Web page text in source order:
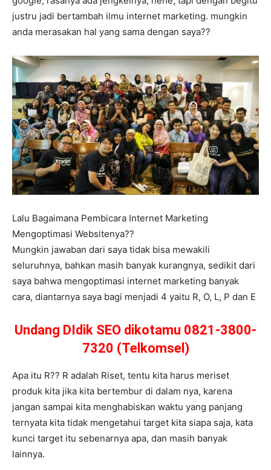
justru jadi bertambah ilmu internet marketing. mungkin
anda merasakan hal yang sama dengan saya??
Lalu Bagaimana Pembicara Internet Marketing
Mengoptimasi Websitenya??
Mungkin jawaban dari saya tidak bisa mewakili
seluruhnya, bahkan masih banyak kurangnya, sedikit dari
saya bahwa mengoptimasi internet marketing banyak
cara, diantarnya saya bagi menjadi 4 yaitu R, O, L, P dan E
Undang DIdik SEO dikotamu 0821-3800-
7320 (Telkomsel)
Apa itu R?? R adalah Riset, tentu kita harus meriset
produk kita jika kita bertembur di dalam nya, karena
jangan sampai kita menghabiskan waktu yang panjang
ternyata kita tidak mengetahui target kita siapa saja, kata
kunci target itu sebenarnya apa, dan masih banyak
lainnya.